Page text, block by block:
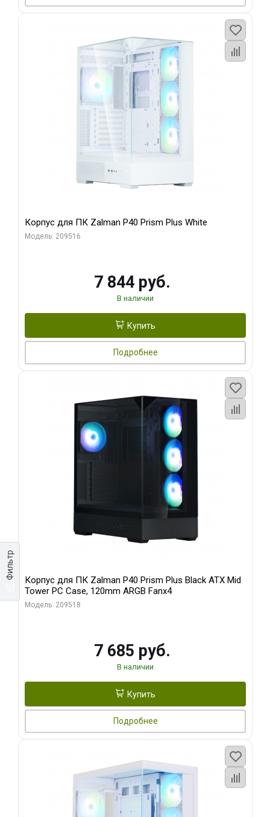
Фильтр
Корпус для ПК Zalman P40 Prism Plus White
Модель: 209516
7 844 руб.
В наличии
Купить
Подробнее
Корпус для ПК Zalman P40 Prism Plus Black ATX Mid
Tower PC Case, 120mm ARGB Fanx4
Модель: 209518
7 685 руб.
В наличии
Купить
Подробнее